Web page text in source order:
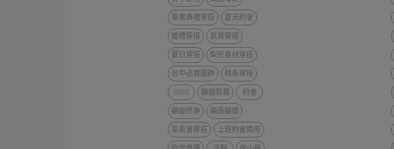
畢業典禮穿搭
夏天約會
婚禮穿搭
氣質穿搭
夏日穿搭
梨形身材穿搭
台中必買服飾
韓系穿搭
OOTD
顯瘦剪裁
約會
顯瘦修身
顯高顯瘦
家長會穿搭
上班約會兩用